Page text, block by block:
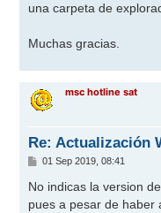
una carpeta de
Muchas gracias.
msc hotline sat
Re: Actualización
M
n
s
a
01 Sep 2019, 08:41
No indicas la version
pues a pesar de haber